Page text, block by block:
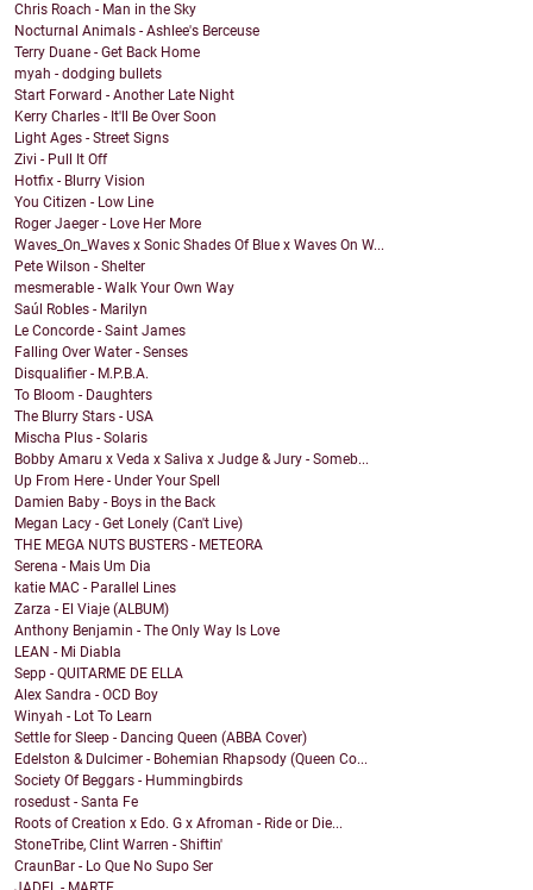
Chris Roach - Man in the Sky
Nocturnal Animals - Ashlee's Berceuse
Terry Duane - Get Back Home
myah - dodging bullets
Start Forward - Another Late Night
Kerry Charles - It'll Be Over Soon
Light Ages - Street Signs
Zivi - Pull It Off
Hotfix - Blurry Vision
You Citizen - Low Line
Roger Jaeger - Love Her More
Waves_On_Waves x Sonic Shades Of Blue x Waves On W...
Pete Wilson - Shelter
mesmerable - Walk Your Own Way
Saúl Robles - Marilyn
Le Concorde - Saint James
Falling Over Water - Senses
Disqualifier - M.P.B.A.
To Bloom - Daughters
The Blurry Stars - USA
Mischa Plus - Solaris
Bobby Amaru x Veda x Saliva x Judge & Jury - Someb...
Up From Here - Under Your Spell
Damien Baby - Boys in the Back
Megan Lacy - Get Lonely (Can't Live)
THE MEGA NUTS BUSTERS - METEORA
Serena - Mais Um Dia
katie MAC - Parallel Lines
Zarza - El Viaje (ALBUM)
Anthony Benjamin - The Only Way Is Love
LEAN - Mi Diabla
Sepp - QUITARME DE ELLA
Alex Sandra - OCD Boy
Winyah - Lot To Learn
Settle for Sleep - Dancing Queen (ABBA Cover)
Edelston & Dulcimer - Bohemian Rhapsody (Queen Co...
Society Of Beggars - Hummingbirds
rosedust - Santa Fe
Roots of Creation x Edo. G x Afroman - Ride or Die...
StoneTribe, Clint Warren - Shiftin'
CraunBar - Lo Que No Supo Ser